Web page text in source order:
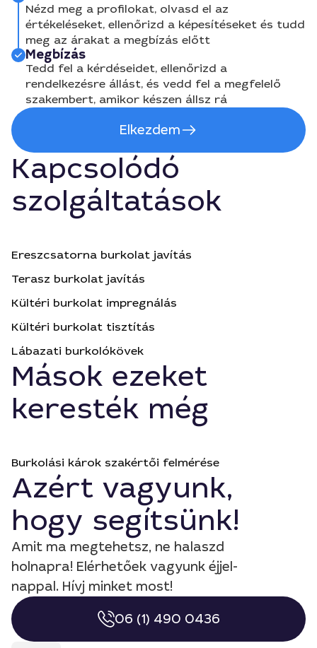
Nézd meg a profilokat, olvasd el az
értékeléseket, ellenőrizd a képesítéseket és tudd
meg az árakat a megbízás előtt
Megbízás
Tedd fel a kérdéseidet, ellenőrizd a
rendelkezésre állást, és vedd fel a megfelelő
szakembert, amikor készen állsz rá
Elkezdem
Kapcsolódó
szolgáltatások
Ereszcsatorna burkolat javítás
Terasz burkolat javítás
Kültéri burkolat impregnálás
Kültéri burkolat tisztítás
Lábazati burkolókövek
Mások ezeket
keresték még
Burkolási károk szakértői felmérése
Azért vagyunk,
hogy segítsünk!
Amit ma megtehetsz, ne halaszd
holnapra! Elérhetőek vagyunk éjjel-
nappal. Hívj minket most!
06 (1) 490 0436